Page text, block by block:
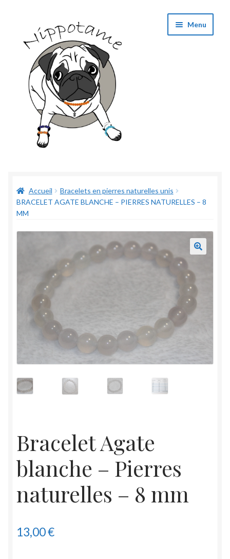
navigation
contenu
Menu
Panier
Validation de commande
Accueil
Bracelets en pierres naturelles unis
BRACELET AGATE BLANCHE – PIERRES NATURELLES – 8
MM
Bracelet Agate
blanche – Pierres
naturelles – 8 mm
13,00€